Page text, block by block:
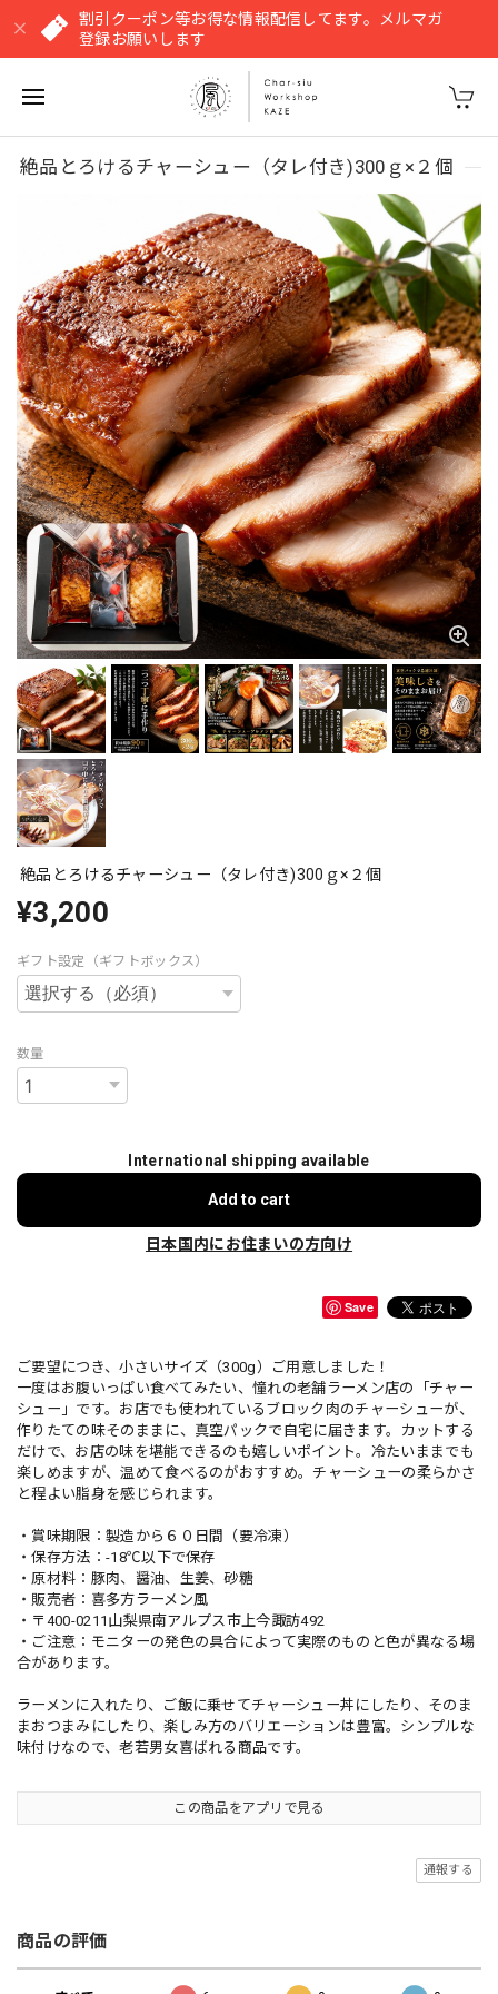
割引クーポン等お得な情報配信してます。メルマガ
登録お願いします
絶品とろけるチャーシュー（タレ付き)300ｇ×２個
絶品とろけるチャーシュー（タレ付き)300ｇ×２個
¥3,200
ギフト設定（ギフトボックス）
数量
International shipping available
Add to cart
日本国内にお住まいの方向け
Save
ご要望につき、小さいサイズ（300g）ご用意しました！
一度はお腹いっぱい食べてみたい、憧れの老舗ラーメン店の「チャー
シュー」です。お店でも使われているブロック肉のチャーシューが、
作りたての味そのままに、真空パックで自宅に届きます。カットする
だけで、お店の味を堪能できるのも嬉しいポイント。冷たいままでも
楽しめますが、温めて食べるのがおすすめ。チャーシューの柔らかさ
と程よい脂身を感じられます。
・賞味期限：製造から６０日間（要冷凍）
・保存方法：-18℃以下で保存
・原材料：豚肉、醤油、生姜、砂糖
・販売者：喜多方ラーメン風
・〒400-0211山梨県南アルプス市上今諏訪492
・ご注意：モニターの発色の具合によって実際のものと色が異なる場
合があります。
ラーメンに入れたり、ご飯に乗せてチャーシュー丼にしたり、そのま
まおつまみにしたり、楽しみ方のバリエーションは豊富。シンプルな
味付けなので、老若男女喜ばれる商品です。
この商品をアプリで見る
通報する
商品の評価